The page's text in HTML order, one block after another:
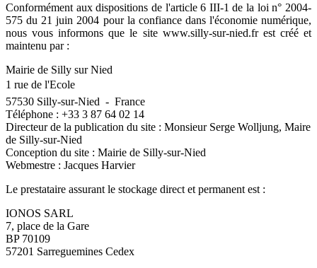
Conformément aux dispositions de l'article 6 III-1 de la loi n° 2004-
575 du 21 juin 2004 pour la confiance dans l'économie numérique,
nous vous informons que le site www.silly-sur-nied.frest créé et
maintenu par :
Mairie de Silly sur Nied
1 rue de l'Ecole
57530 Silly-sur-Nied - France
Téléphone : +33 3 87 64 02 14
Directeur de la publication du site : Monsieur Serge Wolljung, Maire
de Silly-sur-Nied
Conception du site : Mairie de Silly-sur-Nied
Webmestre : Jacques Harvier
Le prestataire assurant le stockage direct et permanent est :
IONOS SARL
7, place de la Gare
BP 70109
57201 Sarreguemines Cedex